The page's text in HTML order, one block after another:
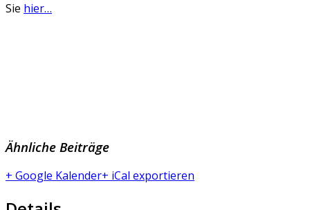
Sie hier…
Ähnliche Beiträge
+ Google Kalender+ iCal exportieren